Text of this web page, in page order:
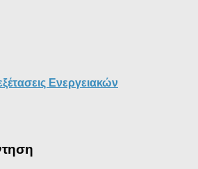
Ενεργειακών